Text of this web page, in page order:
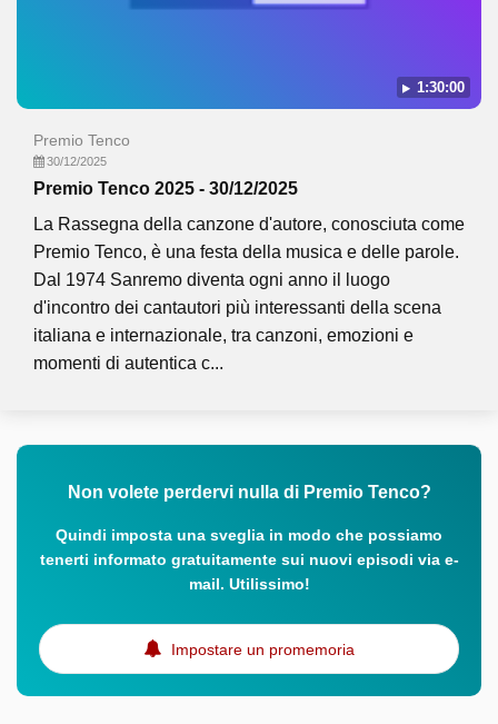
1:30:00
Premio Tenco
30/12/2025
Premio Tenco 2025 - 30/12/2025
La Rassegna della canzone d'autore, conosciuta come
Premio Tenco, è una festa della musica e delle parole.
Dal 1974 Sanremo diventa ogni anno il luogo
d'incontro dei cantautori più interessanti della scena
italiana e internazionale, tra canzoni, emozioni e
momenti di autentica c...
Non volete perdervi nulla di Premio Tenco?
Quindi imposta una sveglia in modo che possiamo
tenerti informato gratuitamente sui nuovi episodi via e-
mail. Utilissimo!
Impostare un promemoria